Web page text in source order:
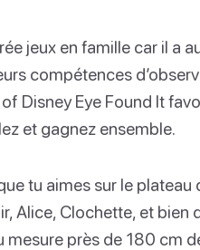
jeux en famille car il a
compétences
Disney Eye Found It
et gagnez ensemble.
tu aimes sur le plateau
Alice, Clochette, et bien
près de 180 cm